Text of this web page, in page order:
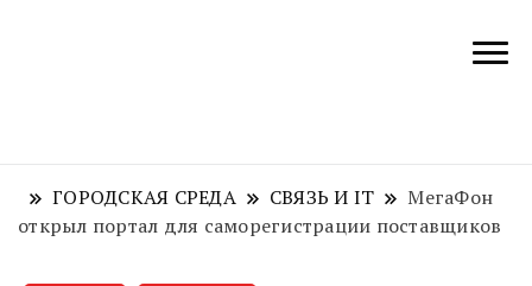
область
недвижимости
ГОРОДСКАЯ СРЕДА СВЯЗЬ И IT
МегаФон
открыл портал для саморегистрации поставщиков